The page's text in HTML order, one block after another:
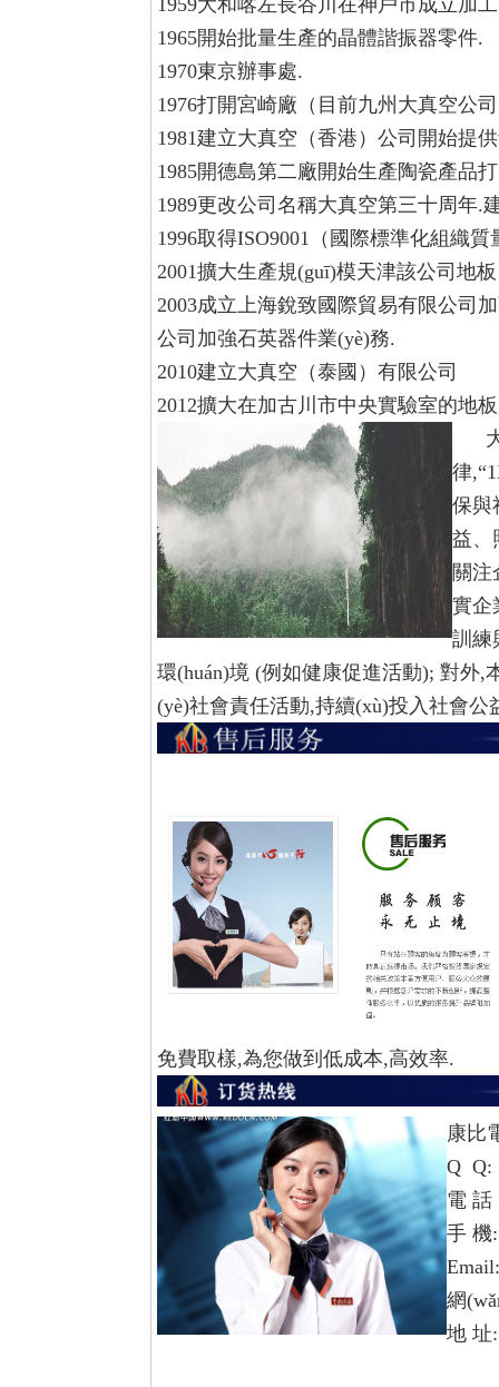
1959大和喀左長谷川在神戶市成立加
1965開始批量生產的晶體諧振器零件.
1970東京辦事處.
1976打開宮崎廠（目前九州大真空公
1981建立大真空（香港）公司開始提
1985開德島第二廠開始生產陶瓷產品
1989更改公司名稱大真空第三十周年.
1996取得ISO9001（國際標準化組織
2001擴大生產規(guī)模天津該公司地板
2003成立上海銳致國際貿易有限公司
公司加強石英器件業(yè)務.
2010建立大真空（泰國）有限公司
2012擴大在加古川市中央實驗室的地
大
律,
保與
益、
關注
實企
訓練
環(huán)境 (例如健康促進活動); 對外
(yè)社會責任活動,持續(xù)投入社會公
免費取樣,為您做到低成本,高效率.
康比
Q Q:
電 話
手 機:
網
地 址